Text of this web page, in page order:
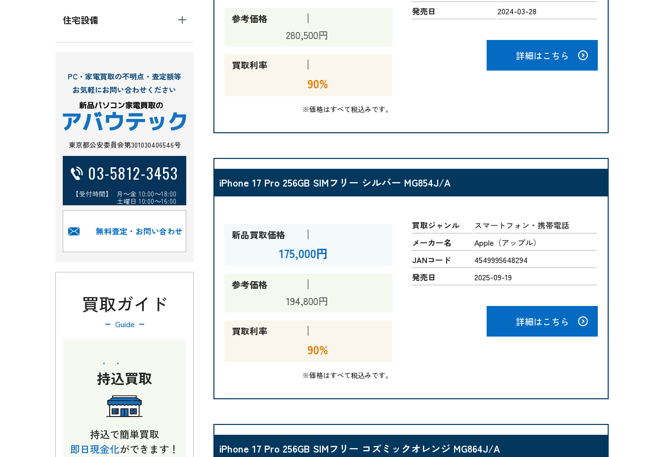
住宅設備
PC・家電買取の不明点・査定額等
お気軽にお問い合わせください
東京都公安委員会第301030406546号
03-5812-3453
【受付時間】 月～金 10:00～18:00
土曜日 10:00～16:00
無料査定・お問い合わせ
買取ガイド
Guide
持込買取
持込で簡単買取
即日現金化ができます！
参考価格
280,500円
買取利率
90%
※価格はすべて税込みです。
発売日
2024-03-28
詳細はこちら
iPhone 17 Pro 256GB SIMフリー シルバー MG854J/A
新品買取価格
175,000円
参考価格
194,800円
買取利率
90%
※価格はすべて税込みです。
買取ジャンル
スマートフォン・携帯電話
メーカー名
Apple（アップル）
JANコード
4549995648294
発売日
2025-09-19
詳細はこちら
iPhone 17 Pro 256GB SIMフリー コズミックオレンジ MG864J/A